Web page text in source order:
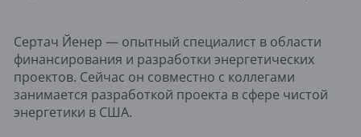
Сертач Йенер — опытный специалист в области
финансирования и разработки энергетических
проектов. Сейчас он совместно с коллегами
занимается разработкой проекта в сфере чистой
энергетики в США.